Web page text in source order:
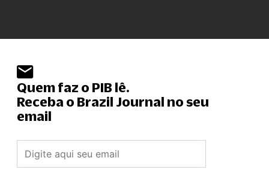
Quem faz o PIB lê.
Receba o Brazil Journal no seu
email